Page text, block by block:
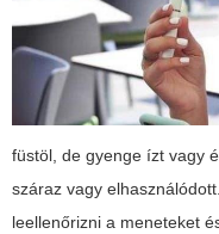
füstöl, de gyenge ízt vagy
száraz vagy
leellenőrizni a meneteket